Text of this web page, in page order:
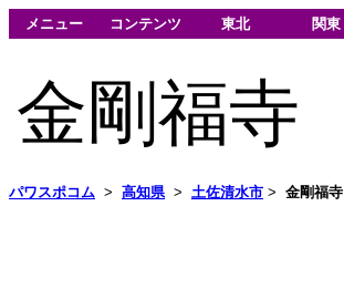
メニュー コンテンツ 東北 関東
金剛福寺
パワスポコム > 高知県> 土佐清水市 > 金剛福寺